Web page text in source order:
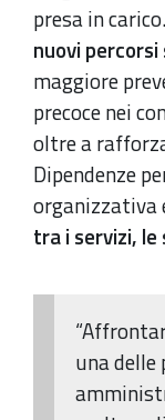
presa in
nuovi
maggiore
precoce nei
oltre a
Dipendenze
organizzativa
tra i servizi,
una